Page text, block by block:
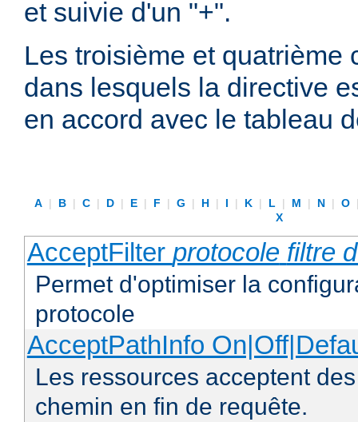
et suivie d'un "+".
Les troisième et quatrième
dans lesquels la directive
en accord avec le tableau
A | B | C | D | E | F | G | H | I | K | L | M | N | O
X
AcceptFilter protocole filtre
Permet d'optimiser la
protocole
AcceptPathInfo
Les ressources acceptent
chemin en fin de requête.